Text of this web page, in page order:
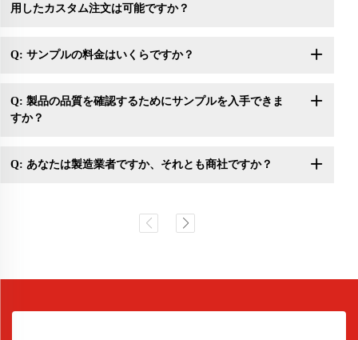
用したカスタム注文は可能ですか？
Q: サンプルの料金はいくらですか？
Q: 製品の品質を確認するためにサンプルを入手できま
すか？
Q: あなたは製造業者ですか、それとも商社ですか？